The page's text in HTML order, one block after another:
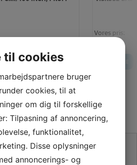
LÆG I KURV
Vores pris:
PÅ TRUSTPILOT
til cookies
bruger
cookies, til at
om dig til forskellige
Tilpasning af annoncering,
funktionalitet,
Disse oplysninger
annoncerings- og